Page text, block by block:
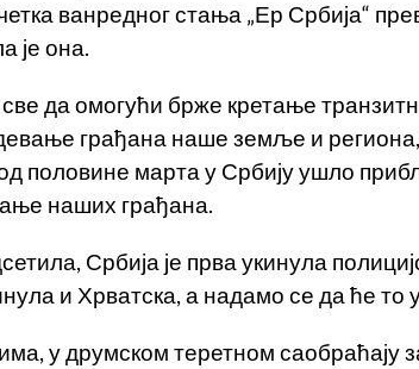
ванредног стања „Ер Србија“
је она.
да омогући брже кретање
грађана наше земље и
половине марта у Србију ушло
наших грађана.
Србија је прва укинула
и Хрватска, а надамо се да ће то
у друмском теретном саобраћају